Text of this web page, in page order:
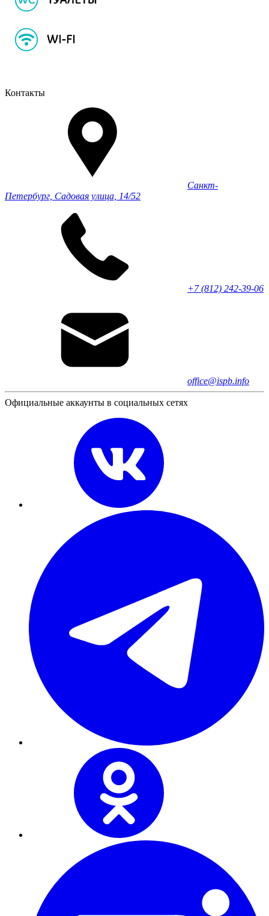
Контакты
Санкт-
Петербург, Садовая улица, 14/52
+7 (812) 242-39-06
office@ispb.info
Официальные аккаунты в социальных сетях